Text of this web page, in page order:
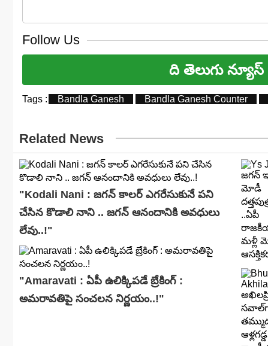
Follow Us
ది తెలుగు న్యూస్
Tags : Bandla Ganesh Bandla Ganesh Counter
Related News
"Kodali Nani : జగన్ కాలర్ ఎగరేసుకునే పని
చేసిన కొడాలి నాని .. జగన్ ఆనందానికి అవధులు
లేవు..!"
"Amaravati : ఏపీ ఉలిక్కిపడే బ్రేకింగ్ :
అమరావతిపై సంచలన నిర్ణయం..!"